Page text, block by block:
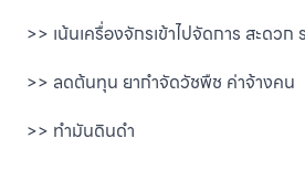
>> เน้นเครื่องจักรเข้าไปจัดการ สะดวก
>> ลดต้นทุน ยากำจัดวัชพืช ค่าจ้างคน
>> ทำมันดินดำ